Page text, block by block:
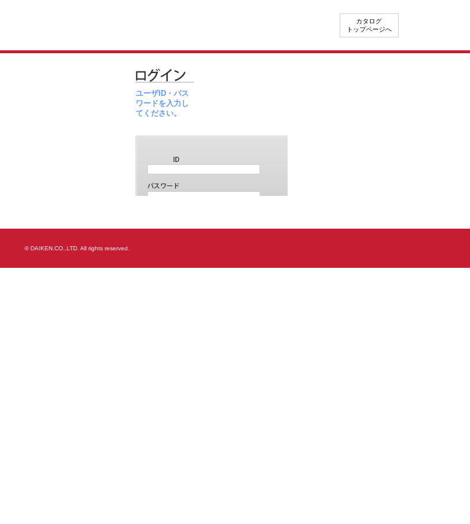
カタログ
トップページへ
ユーザID・パス
ワードを入力し
てください。
© DAIKEN.CO.,LTD. All rights reserved.